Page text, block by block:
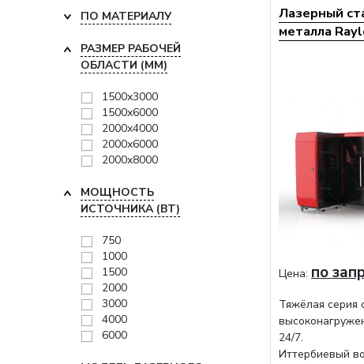
Лазерный
металла
Цена: по
Тяжёлая серия
24/7.
Иттербиевый
ПО МАТЕРИАЛУ
РАЗМЕР РАБОЧЕЙ
ОБЛАСТИ (ММ)
1500х3000
1500х6000
2000х4000
2000х6000
2000х8000
МОЩНОСТЬ
ИСТОЧНИКА (ВТ)
750
1000
1500
2000
3000
4000
6000